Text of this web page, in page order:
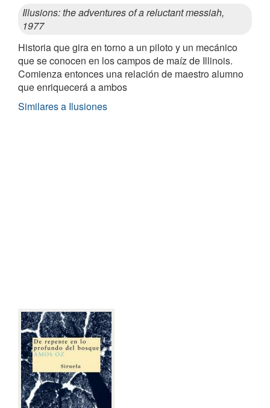
Illusions: the adventures of a reluctant messiah,
1977
Historia que gira en torno a un piloto y un mecánico
que se conocen en los campos de maíz de Illinois.
Comienza entonces una relación de maestro alumno
que enriquecerá a ambos
Similares a Ilusiones